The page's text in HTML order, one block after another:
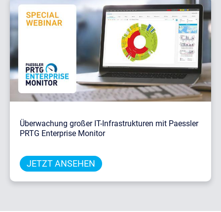
Überwachung großer IT-Infrastrukturen mit Paessler
PRTG Enterprise Monitor
JETZT ANSEHEN